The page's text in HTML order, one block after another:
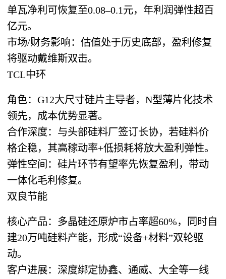
单瓦净利可恢复至0.08–0.1元，年利润弹性超百
亿元。
市场/财务影响：估值处于历史底部，盈利修复
将驱动戴维斯双击。
TCL中环
角色：G12大尺寸硅片主导者，N型薄片化技术
领先，成本优势显著。
合作深度：与头部硅料厂签订长协，若硅料价
格企稳，其高稼动率+低损耗将放大盈利弹性。
弹性空间：硅片环节有望率先恢复盈利，带动
一体化毛利修复。
双良节能
核心产品：多晶硅还原炉市占率超60%，同时自
建20万吨硅料产能，形成“设备+材料”双轮驱
动。
客户进展：深度绑定协鑫、通威、大全等一线